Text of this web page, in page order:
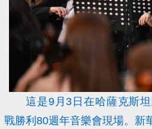
這是9月3日在哈薩克斯
戰勝利80週年音樂會現場。新